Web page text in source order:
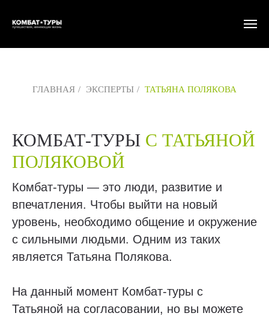
ГЛАВНАЯ / ЭКСПЕРТЫ / ТАТЬЯНА ПОЛЯКОВА
КОМБАТ-ТУРЫ С ТАТЬЯНОЙ
ПОЛЯКОВОЙ
Комбат-туры — это люди, развитие и
впечатления. Чтобы выйти на новый
уровень, необходимо общение и окружение
с сильными людьми. Одним из таких
является Татьяна Полякова.
На данный момент Комбат-туры с
Татьяной на согласовании, но вы можете